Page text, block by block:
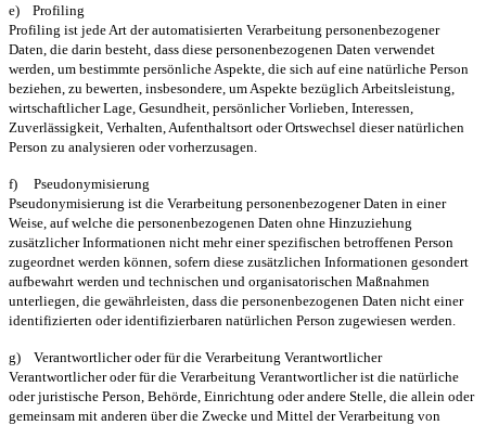
e) Profiling
Profiling ist jede Art der automatisierten Verarbeitung personenbezogener
Daten, die darin besteht, dass diese personenbezogenen Daten verwendet
werden, um bestimmte persönliche Aspekte, die sich auf eine natürliche Person
beziehen, zu bewerten, insbesondere, um Aspekte bezüglich Arbeitsleistung,
wirtschaftlicher Lage, Gesundheit, persönlicher Vorlieben, Interessen,
Zuverlässigkeit, Verhalten, Aufenthaltsort oder Ortswechsel dieser natürlichen
Person zu analysieren oder vorherzusagen.
f) Pseudonymisierung
Pseudonymisierung ist die Verarbeitung personenbezogener Daten in einer
Weise, auf welche die personenbezogenen Daten ohne Hinzuziehung
zusätzlicher Informationen nicht mehr einer spezifischen betroffenen Person
zugeordnet werden können, sofern diese zusätzlichen Informationen gesondert
aufbewahrt werden und technischen und organisatorischen Maßnahmen
unterliegen, die gewährleisten, dass die personenbezogenen Daten nicht einer
identifizierten oder identifizierbaren natürlichen Person zugewiesen werden.
g) Verantwortlicher oder für die Verarbeitung Verantwortlicher
Verantwortlicher oder für die Verarbeitung Verantwortlicher ist die natürliche
oder juristische Person, Behörde, Einrichtung oder andere Stelle, die allein oder
gemeinsam mit anderen über die Zwecke und Mittel der Verarbeitung von